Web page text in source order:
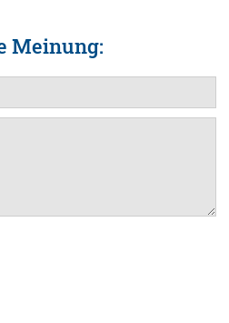
Meinung: